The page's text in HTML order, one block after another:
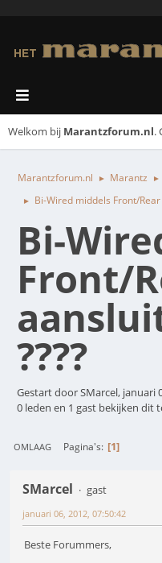
Welkom bij Marantzforum.nl.
Marantzforum.nl ► Marantz ►
► Bi-Wired middels Front/Rear
Bi-
Front/
????
Gestart door SMarcel, januari
0 leden en 1 gast bekijken dit
OMLAAG Pagina's 1
SMarcel gast
januari 06, 2012, 07:50:42
Beste Forummers,